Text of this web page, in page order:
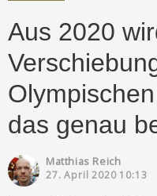
Aus 2020
das genau
Matthias Reich
27. April 2020 10:13